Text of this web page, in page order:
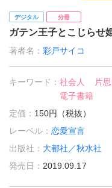
デジタル 分冊
ガテン王子とこじらせ
著者名：彩戸サイコ
キーワード：社会人 片
電子書籍
定価： 150円（税抜）
レーベル：恋愛宣言
出版社： 大都社／秋水社
発売日： 2019.09.17